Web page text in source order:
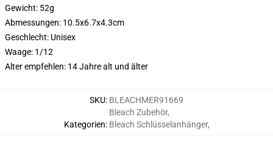
Gewicht: 52g
Abmessungen: 10.5x6.7x4.3cm
Geschlecht: Unisex
Waage: 1/12
Alter empfehlen: 14 Jahre alt und älter
SKU: BLEACHMER91669
Kategorien:
Bleach Zubehör,
Bleach Schlüsselanhänger,